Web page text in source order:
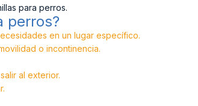
para perros.
perros?
en un lugar específico.
o incontinencia.
al exterior.